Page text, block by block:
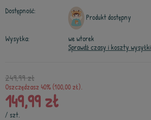
Dostępność:
Produkt dostępny
Wysyłka:
we wtorek
Sprawdź czasy i koszty wysyłki
249,99 zł
Oszczędzasz 40% (100,00 zł).
149,99 zł
/ szt.